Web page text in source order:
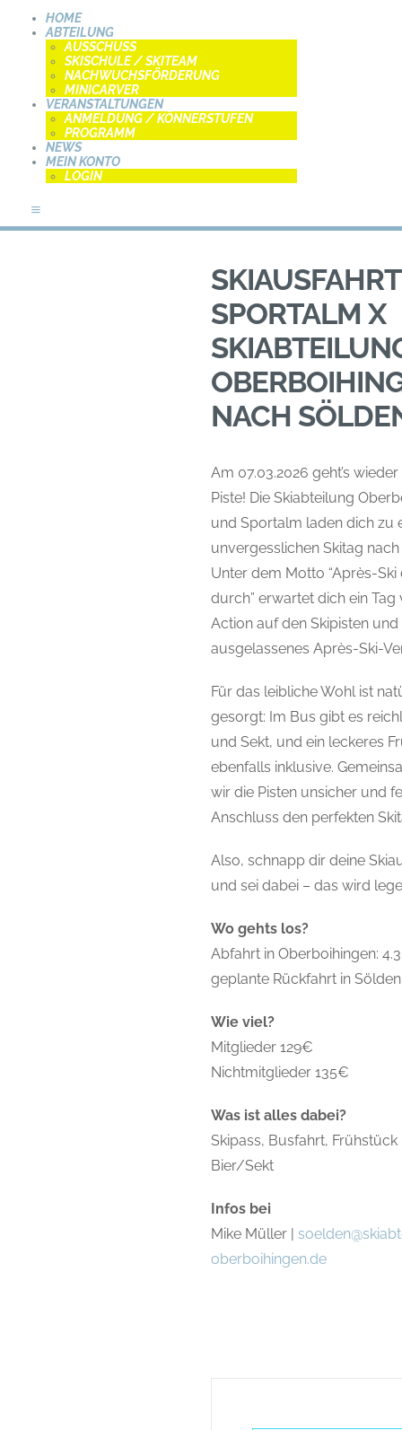
HOME
ABTEILUNG
AUSSCHUSS
SKISCHULE / SKITEAM
NACHWUCHSFÖRDERUNG
MINICARVER
VERANSTALTUNGEN
ANMELDUNG / KÖNNERSTUFEN
PROGRAMM
NEWS
MEIN KONTO
LOGIN
SKIABTEILUNG - TSV
OBERBOIHINGENVereinswebseite der Skiabteilung –
TSV Oberboihingen
HOME
ABTEILUNG
VERANSTALTUNGEN
NEWS
MEIN KONTO
SKIAUSFAHRT
SPORTALM X
NACH
Am 07.03.2026 geht’s
Piste! Die Skiabteilung
und Sportalm laden dich zu
unvergesslichen Skitag
Unter dem Motto “Après-
durch” erwartet dich ein Tag
Action auf den Skipisten und
ausgelassenes Après-Ski-
Für das leibliche Wohl ist
gesorgt: Im Bus gibt es
und Sekt, und ein leckeres
ebenfalls inklusive.
wir die Pisten unsicher und
Anschluss den perfekten
Also, schnapp dir deine
und sei dabei – das wird
Wo gehts los?
Abfahrt in Oberboihingen:
geplante Rückfahrt in Sölden
Wie viel?
Mitglieder 129€
Nichtmitglieder 135€
Was ist alles dabei?
Skipass, Busfahrt, Frühstück
Bier/Sekt
Infos bei
Mike Müller |
oberboihingen.de